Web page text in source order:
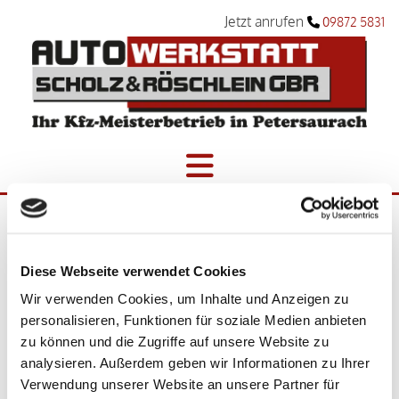
Diese Webseite verwendet Cookies
Wir verwenden Cookies, um Inhalte und Anzeigen zu
personalisieren, Funktionen für soziale Medien anbieten
zu können und die Zugriffe auf unsere Website zu
analysieren. Außerdem geben wir Informationen zu Ihrer
Verwendung unserer Website an unsere Partner für
Jetzt anrufen  09872 5831
Impressum
Autowerkstatt Scholz & Röschlein GbR
Sonnengasse 1
91580 Petersaurach